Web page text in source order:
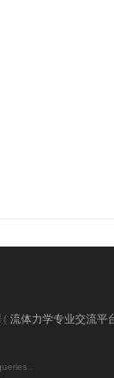
( 流体力学专业交流平
.